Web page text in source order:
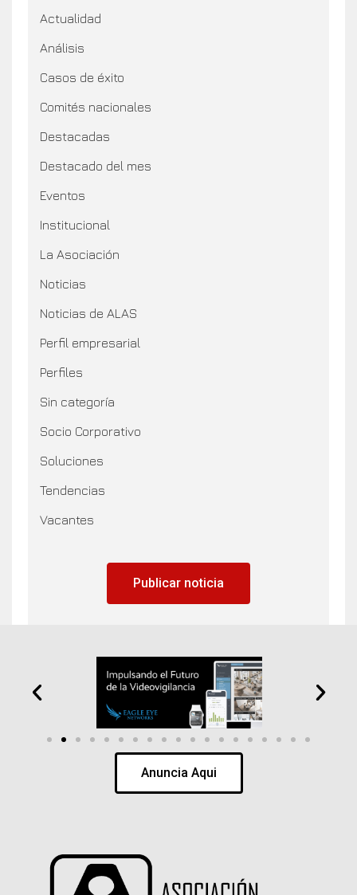
Actualidad
Análisis
Casos de éxito
Comités nacionales
Destacadas
Destacado del mes
Eventos
Institucional
La Asociación
Noticias
Noticias de ALAS
Perfil empresarial
Perfiles
Sin categoría
Socio Corporativo
Soluciones
Tendencias
Vacantes
Publicar noticia
Anuncia Aqui